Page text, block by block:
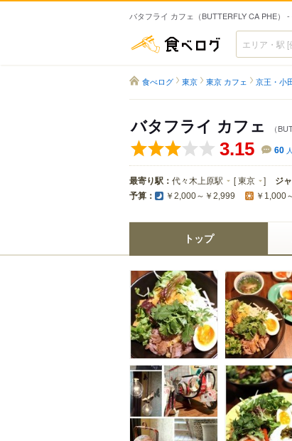
バタフライ カフェ（BUTTERFLY CA PHE） -
食べログ
食べログ 東京 東京 カフェ 京王・小
バタフライ カフェ （
3.15 60 人
最寄り駅： 代々木上原駅 [東京 ] ジ
予算： ￥2,000～￥2,999 ￥1,000
トップ